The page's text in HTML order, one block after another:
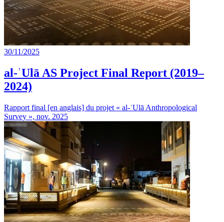
30/11/2025
al-ʿUlā AS Project Final Report (2019–
2024)
Rapport final [en anglais] du projet « al-ʿUlā Anthropological
Survey », nov. 2025